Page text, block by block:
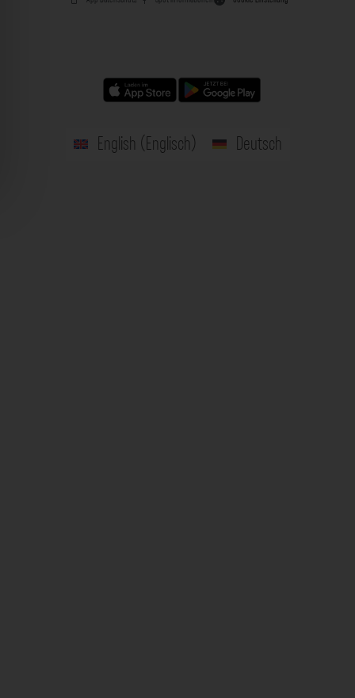
English (Englisch) Deutsch